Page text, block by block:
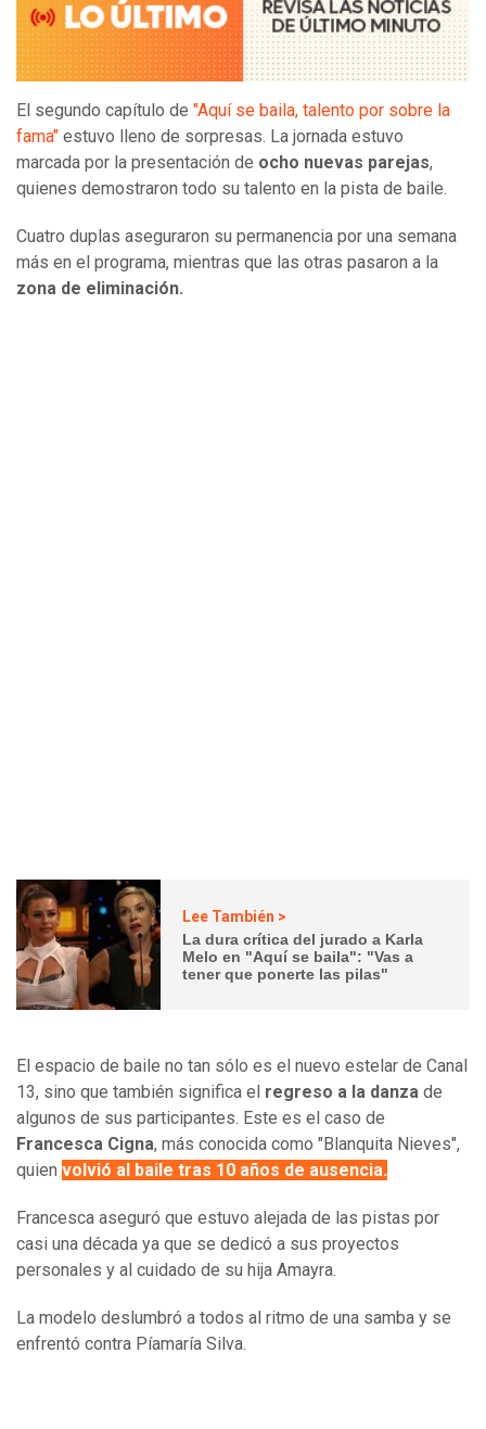
El segundo capítulo de "Aquí se baila, talento por sobre la
fama" estuvo lleno de sorpresas. La jornada estuvo
marcada por la presentación de ocho nuevas parejas,
quienes demostraron todo su talento en la pista de baile.
Cuatro duplas aseguraron su permanencia por una semana
más en el programa, mientras que las otras pasaron a la
zona de eliminación.
Lee También >
La dura crítica del jurado a Karla
Melo en "Aquí se baila": "Vas a
tener que ponerte las pilas"
El espacio de baile no tan sólo es el nuevo estelar de Canal
13, sino que también significa el regreso a la danza de
algunos de sus participantes. Este es el caso de
Francesca Cigna, más conocida como "Blanquita Nieves",
quien volvió al baile tras 10 años de ausencia.
Francesca aseguró que estuvo alejada de las pistas por
casi una década ya que se dedicó a sus proyectos
personales y al cuidado de su hija Amayra.
La modelo deslumbró a todos al ritmo de una samba y se
enfrentó contra Píamaría Silva.